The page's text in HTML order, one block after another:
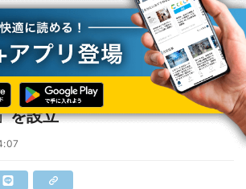
半導体
業を継承する新会社「キーサイト」を設立
子計測事業を継承する新会社
を設立